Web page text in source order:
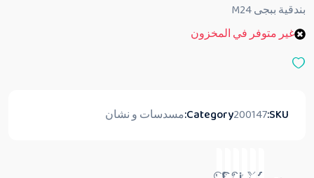
ي
م
ن
بندقية ببجى M24
غير متوفر في المخزون
SKU:
200147
Category: مسدسات و نشان